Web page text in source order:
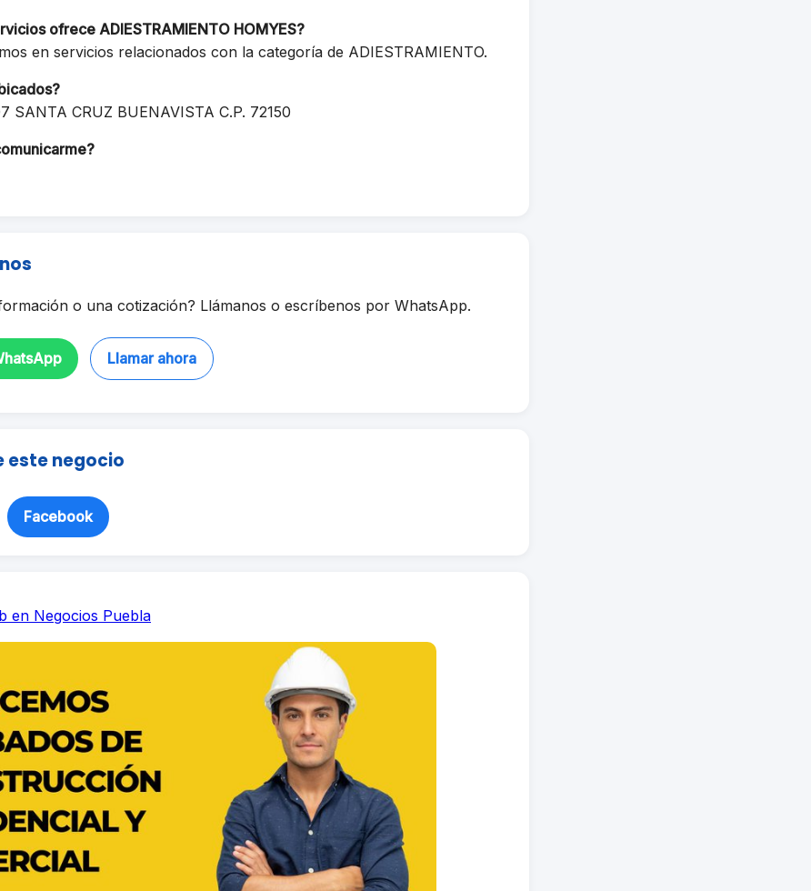
ofrece ADIESTRAMIENTO HOMYES?
en servicios relacionados con la categoría de ADIESTRAMIENTO.
SANTA CRUZ BUENAVISTA C.P. 72150
o una cotización? Llámanos o escríbenos por WhatsApp.
Llamar ahora
este negocio
Facebook